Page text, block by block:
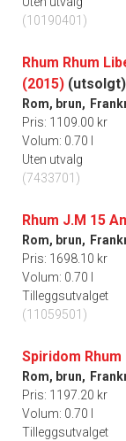
(10190401)
Rhum Rhum
(2015) (utsolgt)
Rom, brun,
Pris: 1109.00 kr
Volum: 0.70 l
Uten utvalg
(7433701)
Rhum J.M 15
Rom, brun,
Pris: 1698.10 kr
Volum: 0.70 l
Tilleggsutvalget
(11059501)
Spiridom Rhum
Rom, brun,
Pris: 1197.20 kr
Volum: 0.70 l
Tilleggsutvalget